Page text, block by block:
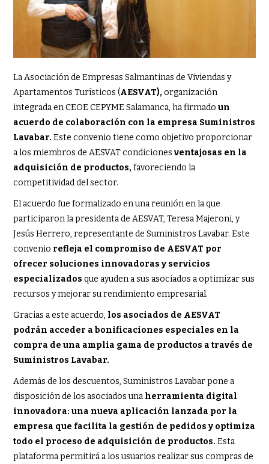
La Asociación de Empresas Salmantinas de Viviendas y
Apartamentos Turísticos (AESVAT),organización
integrada en CEOE CEPYME Salamanca, ha firmadoun
acuerdo de colaboración con la empresa Suministros
Lavabar. Este convenio tiene como objetivo proporcionar
a los miembros de AESVAT condicionesventajosas en la
adquisición de productos, favoreciendo la
competitividad del sector.
El acuerdo fue formalizado en una reunión en la que
participaron la presidenta de AESVAT, Teresa Majeroni, y
Jesús Herrero, representante de Suministros Lavabar. Este
convenio refleja el compromiso de AESVAT por
ofrecer soluciones innovadoras y servicios
especializados que ayuden a sus asociados a optimizar sus
recursos y mejorar su rendimiento empresarial.
Gracias a este acuerdo, los asociados de AESVAT
podrán acceder a bonificaciones especiales en la
compra de una amplia gama de productos a través de
Suministros Lavabar.
Además de los descuentos, Suministros Lavabar pone a
disposición de los asociados una herramienta digital
innovadora: una nueva aplicación lanzada por la
empresa que facilita la gestión de pedidos y optimiza
todo el proceso de adquisición de productos.Esta
plataforma permitirá a los usuarios realizar sus compras de